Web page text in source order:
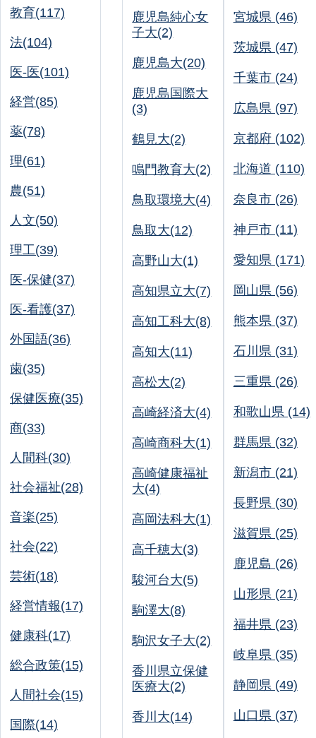
教育(117)
法(104)
医-医(101)
経営(85)
薬(78)
理(61)
農(51)
人文(50)
理工(39)
医-保健(37)
医-看護(37)
外国語(36)
歯(35)
保健医療(35)
商(33)
人間科(30)
社会福祉(28)
音楽(25)
社会(22)
芸術(18)
経営情報(17)
健康科(17)
総合政策(15)
人間社会(15)
国際(14)
鹿児島純心女
子大(2)
鹿児島大(20)
鹿児島国際大
(3)
鶴見大(2)
鳴門教育大(2)
鳥取環境大(4)
鳥取大(12)
高野山大(1)
高知県立大(7)
高知工科大(8)
高知大(11)
高松大(2)
高崎経済大(4)
高崎商科大(1)
高崎健康福祉
大(4)
高岡法科大(1)
高千穂大(3)
駿河台大(5)
駒澤大(8)
駒沢女子大(2)
香川県立保健
医療大(2)
香川大(14)
宮城県 (46)
茨城県 (47)
千葉市 (24)
広島県 (97)
京都府 (102)
北海道 (110)
奈良市 (26)
神戸市 (11)
愛知県 (171)
岡山県 (56)
熊本県 (37)
石川県 (31)
三重県 (26)
和歌山県 (14)
群馬県 (32)
新潟市 (21)
長野県 (30)
滋賀県 (25)
鹿児島 (26)
山形県 (21)
福井県 (23)
岐阜県 (35)
静岡県 (49)
山口県 (37)